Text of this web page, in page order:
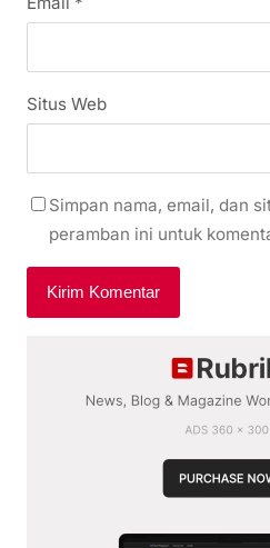
Situs Web
Simpan nama, email, dan
peramban ini untuk